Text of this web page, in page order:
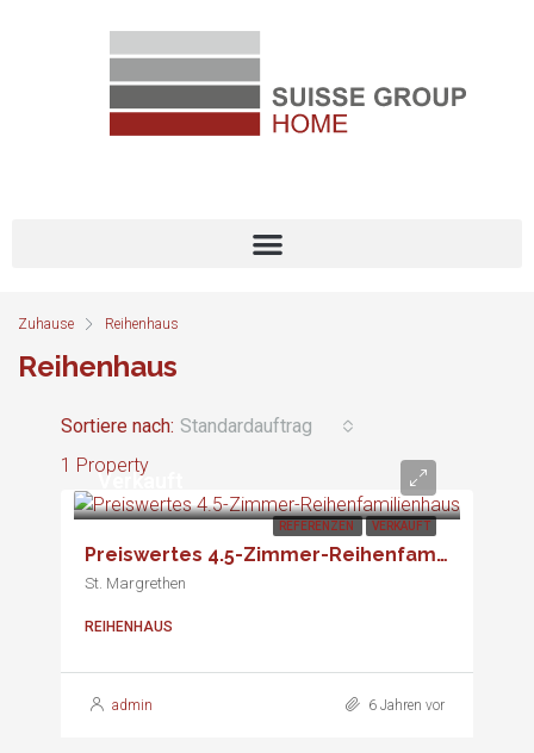
Zuhause Reihenhaus
Reihenhaus
1 Property
Sortiere nach: Standardauftrag
REFERENZEN VERKAUFT
Verkauft
Preiswertes 4.5-Zimmer-Reihenfamilienhaus
St. Margrethen
REIHENHAUS
admin 6 Jahren vor